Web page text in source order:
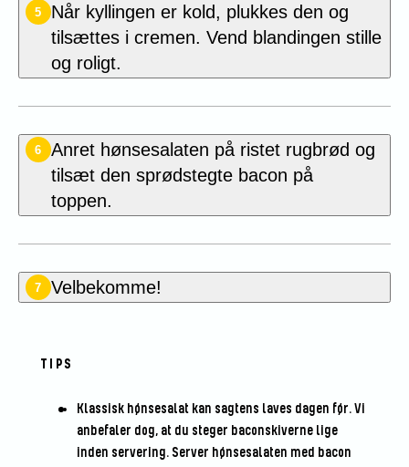
5
Når kyllingen er kold, plukkes den og
tilsættes i cremen. Vend blandingen stille
og roligt.
6
Anret hønsesalaten på ristet rugbrød og
tilsæt den sprødstegte bacon på
toppen.
7 Velbekomme!
TIPS
Klassisk hønsesalat kan sagtens laves dagen før. Vi
anbefaler dog, at du steger baconskiverne lige
inden servering. Server hønsesalaten med bacon